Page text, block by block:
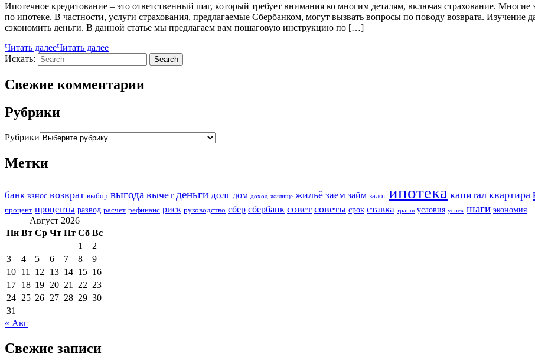
Ипотечное кредитование – это ответственный шаг, который требует внимания ко многим деталям, включая страхование.
по ипотеке. В частности, услуги страхования, предлагаемые Сбербанком, могут вызвать вопросы по поводу возврата.
сэкономить деньги. В данной статье мы предлагаем вам пошаговую инструкцию по […]
Читать далееЧитать далее
Искать:
Search
Свежие комментарии
Рубрики
Рубрики
Метки
банк взнос возврат выбор выгода вычет деньги долг дом доход жилище жильё заем займ залог ипотека капитал квартира
процент проценты развод расчет рефинанс риск руководство сбер сбербанк совет советы срок ставка транш условия успех шаги экономия
Август 2026
Пн Вт Ср Чт Пт Сб Вс
1
2
3
4 5 6 7 8
9
10 11 12 13 14 15 16
17 18 19 20 21 22 23
24 25 26 27 28 29 30
31
« Авг
Свежие записи